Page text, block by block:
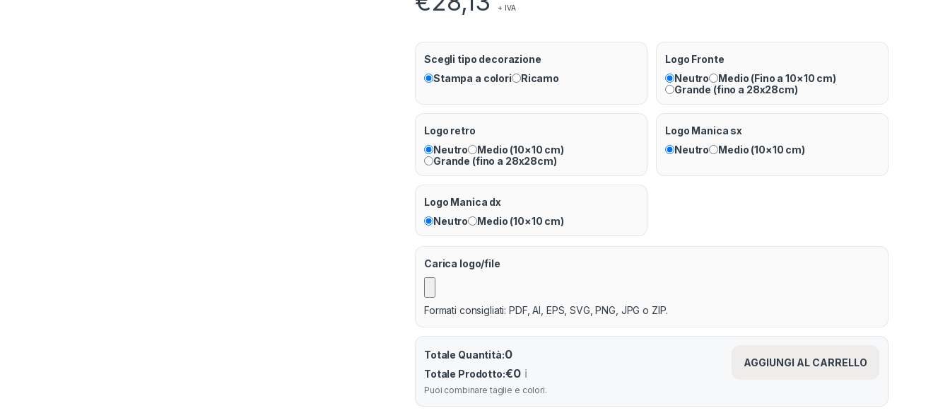
+ IVA
Scegli tipo decorazione
Stampa a colori
Ricamo
Logo Fronte
Neutro
Medio (Fino a 10×10 cm)
Grande (fino a 28x28cm)
Logo retro
Neutro
Medio (10×10 cm)
Grande (fino a 28x28cm)
Logo Manica sx
Neutro
Medio (10×10 cm)
Logo Manica dx
Neutro
Medio (10×10 cm)
Carica logo/file
Formati consigliati: PDF, AI, EPS, SVG, PNG, JPG o ZIP.
Totale Quantità:0
Totale Prodotto:€0 ℹ️
Puoi combinare taglie e colori.
AGGIUNGI AL CARRELLO